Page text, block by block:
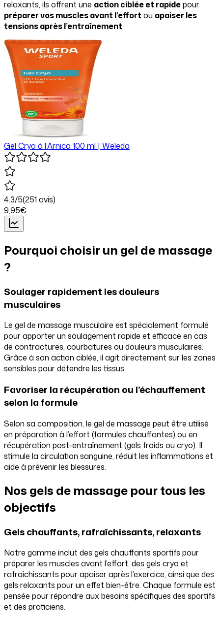
relaxants, ils offrent une action ciblée et rapidepour
préparer vos muscles avant l’effort ou apaiser les
tensions après l’entraînement.
Gel Cryo à l’Arnica 100 ml | Weleda
4.3/5(251 avis)
9,95€
Pourquoi choisir un gel de massage
?
Soulager rapidement les douleurs
musculaires
Le gel de massage musculaire est spécialement formulé
pour apporter un soulagement rapide et efficace en cas
de contractures, courbatures ou douleurs musculaires.
Grâce à son action ciblée, il agit directement sur les zones
sensibles pour détendre les tissus.
Favoriser la récupération ou l’échauffement
selon la formule
Selon sa composition, le gel de massage peut être utilisé
en préparation à l’effort (formules chauffantes) ou en
récupération post-entraînement (gels froids ou cryo). Il
stimule la circulation sanguine, réduit les inflammations et
aide à prévenir les blessures.
Nos gels de massage pour tous les
objectifs
Gels chauffants, rafraîchissants, relaxants
Notre gamme inclut des gels chauffants sportifs pour
préparer les muscles avant l’effort, des gels cryo et
rafraîchissants pour apaiser après l’exercice, ainsi que des
gels relaxants pour un effet bien-être. Chaque formule est
pensée pour répondre aux besoins spécifiques des sportifs
et des praticiens.